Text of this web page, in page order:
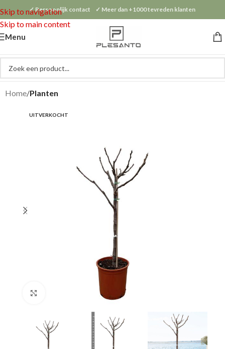
Skip to navigation
Skip to main content
✓ Persoonlijk contact ✓ Meer dan +1000 tevreden klanten
Menu
Home Planten
UITVERKOCHT
Klik om te vergroten